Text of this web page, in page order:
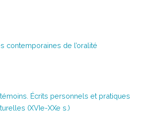
contemporaines de l’oralité
Écrits personnels et pratiques
(XVIe-XXe s.)